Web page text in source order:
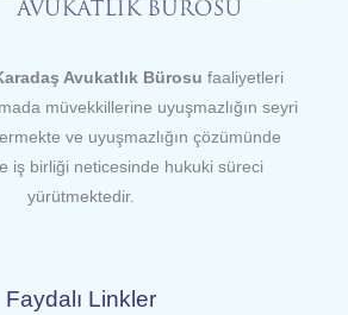
Avukatlık Bürosu faaliyetleri
müvekkillerine uyuşmazlığın seyri
ve uyuşmazlığın çözümünde
iş birliği neticesinde hukuki süreci
yürütmektedir.
Faydalı Linkler